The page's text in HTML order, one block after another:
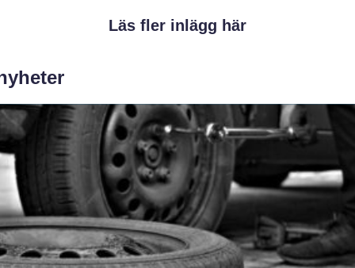
Läs fler inlägg här